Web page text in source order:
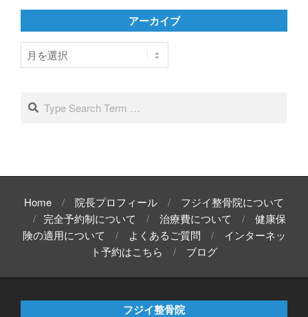
リ
アーカイブ
ア
ー
ブSearch
Home 院長プロフィール
フジイ整骨院について
完全予約制について
治療費について
健康保
険の適用について
よくあるご質問
インターネッ
ト予約はこちら
ブログ
フジイ整骨院